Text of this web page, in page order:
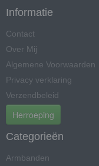
Informatie
Contact
Over Mij
Algemene Voorwaarden
Privacy verklaring
Verzendbeleid
Herroeping
Categorieën
Armbanden